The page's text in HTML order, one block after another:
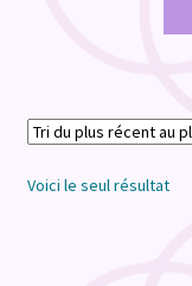
Voici le seul résultat